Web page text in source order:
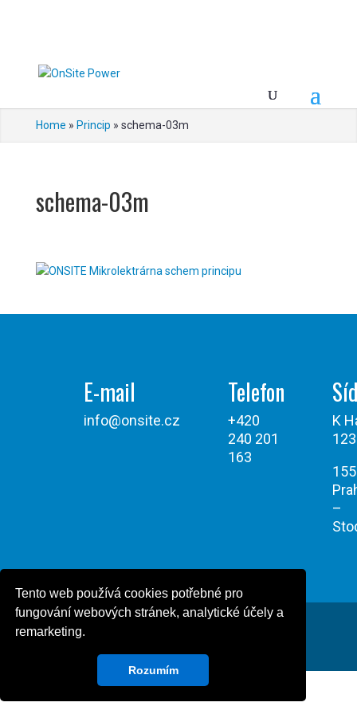
Tento web používá cookies potřebné pro
fungování webových stránek, analytické účely a
remarketing.
Rozumím
Home » Princip » schema-03m
schema-03m
E-mail
info@onsite.cz
Telefon
+420
240 201
163
K
–
Všechna práva vyhrazena © Onsite Power 2026